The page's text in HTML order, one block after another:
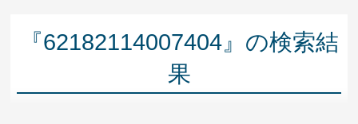
『62182114007404』の検索結
果